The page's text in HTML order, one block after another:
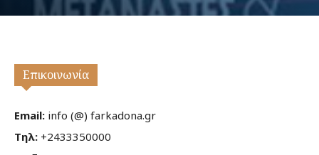
Επικοινωνία
Email: info (@) farkadona.gr
Τηλ: +2433350000